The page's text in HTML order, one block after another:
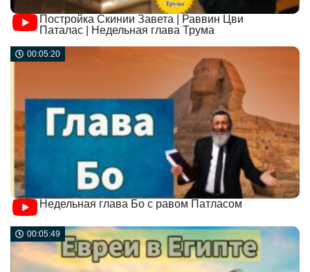
Постройка Скинии Завета | Раввин Цви
Паталас | Недельная глава Трума
00:05:20
Недельная глава Бо с равом Патласом
00:05:49